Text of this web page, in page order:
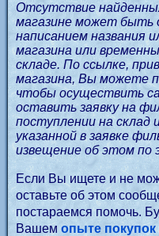
Отсутствие
магазине может быть
написанием названия
магазина или
складе. По ссылке,
магазина, Вы можете
чтобы осуществить
оставить заявку на
поступлении на склад
указанной в заявке
извещение об этом по
Если Вы ищете и не
оставьте об этом
постараемся помочь.
Вашемопыте покупок